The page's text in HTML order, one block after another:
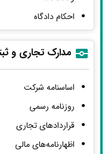
احکام دادگاه
مدارک تجاری و
اساسنامه شرکت
روزنامه رسمی
قراردادهای تجاری
اظهارنامه‌های مالی